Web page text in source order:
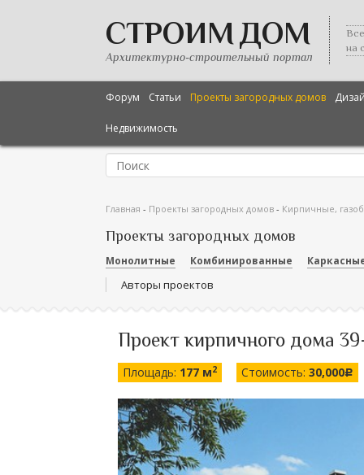
СТРОИМ ДОМ
Архитектурно-строительный портал
на
Форум Статьи Проекты загородных домов
Недвижимость
Главная - Проекты загородных домов - Кирпичные,
Проекты загородных домов
Монолитные Комбинированные
Авторы проектов
Проект кирпичного дома
Площадь: 177 м2 Стоимость: 30,000c